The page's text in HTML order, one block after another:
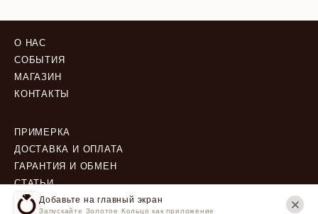
Добавьте на главный экран
Запускайте Золотое Кольцо как приложение
О НАС
СОБЫТИЯ
МАГАЗИН
КОНТАКТЫ
ПРИМЕРКА
ДОСТАВКА И ОПЛАТА
ГАРАНТИЯ И ОБМЕН
СТАТЬИ